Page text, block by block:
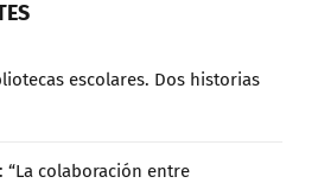
escolares. Dos historias
“La colaboración entre